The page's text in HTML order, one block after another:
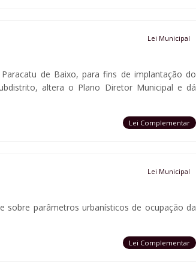
Lei Municipal
de Baixo, para fins de implantação do
altera o Plano Diretor Municipal e dá
Lei Complementar
Lei Municipal
sobre parâmetros urbanísticos de ocupação da
Lei Complementar